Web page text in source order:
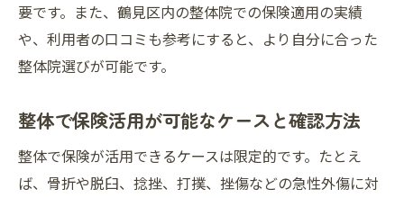
要です。また、鶴見区内の整体院での保険適用の実績
や、利用者の口コミも参考にすると、より自分に合った
整体院選びが可能です。
整体で保険活用が可能なケースと確認方法
整体で保険が活用できるケースは限定的です。たとえ
ば、骨折や脱臼、捻挫、打撲、挫傷などの急性外傷に対